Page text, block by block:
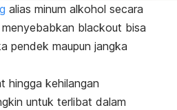
alias minum alkohol secara
blackout bisa
pendek maupun jangka
hingga kehilangan
untuk terlibat dalam